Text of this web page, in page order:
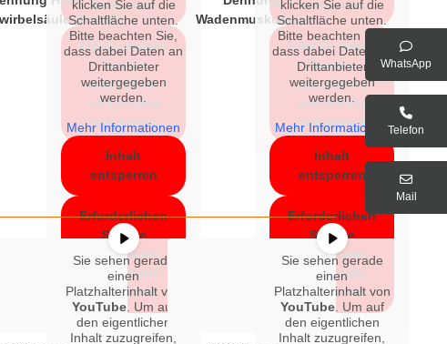
WhatsApp
Telefon
Mail
entsperren
Erforderlichen
Service
akzeptieren
und Inhalte
entsperren
entsperren
Erforderlichen
Service
akzeptieren
und Inhalte
entsperren
klicken Sie auf die
Schaltfläche unten.
Bitte beachten Sie,
dass dabei Daten an
Drittanbieter
weitergegeben
werden.
Mehr Informationen
Inhalt
entsperren
Erforderlichen
Service
akzeptieren
und Inhalte
entsperren
(Brezel)
klicken Sie auf die
Schaltfläche unten.
Bitte beachten Sie,
dass dabei Daten an
Drittanbieter
weitergegeben
werden.
Mehr Informationen
Inhalt
entsperren
Erforderlichen
Service
akzeptieren
und Inhalte
entsperren
Wadenmuskulatur
Sie sehen gerade
einen
Platzhalterinhalt von
YouTube. Um auf
den eigentlichen
Inhalt zuzugreifen,
Sie sehen gerade
einen
Platzhalterinhalt von
YouTube. Um auf
den eigentlichen
Inhalt zuzugreifen,